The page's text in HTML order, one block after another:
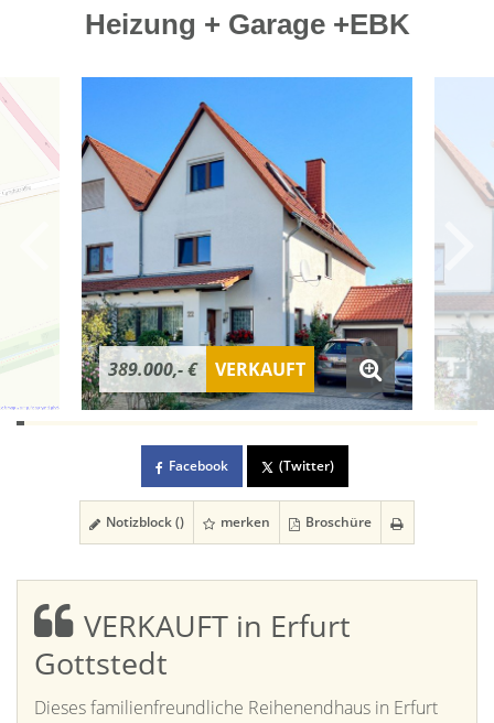
Heizung + Garage +EBK
389.000,- € VERKAUFT
Facebook (Twitter)
Notizblock () merken Broschüre
VERKAUFT in Erfurt
Gottstedt
Dieses familienfreundliche Reihenendhaus in Erfurt